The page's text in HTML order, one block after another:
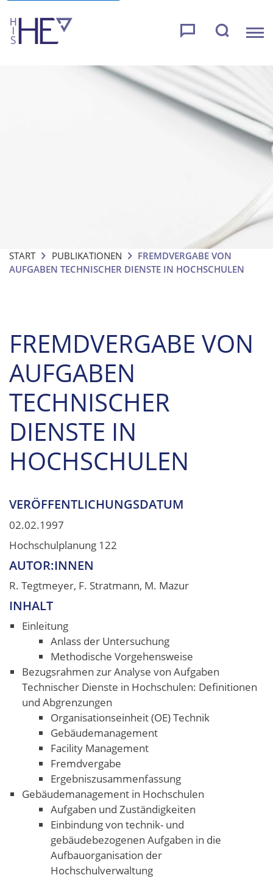
START PUBLIKATIONEN
FREMDVERGABE VON
AUFGABEN TECHNISCHER DIENSTE IN HOCHSCHULEN
FREMDVERGABE VON
AUFGABEN
TECHNISCHER
DIENSTE IN
HOCHSCHULEN
VERÖFFENTLICHUNGSDATUM
02.02.1997
Hochschulplanung 122
AUTOR:INNEN
R. Tegtmeyer, F. Stratmann, M. Mazur
INHALT
Einleitung
Anlass der Untersuchung
Methodische Vorgehensweise
Bezugsrahmen zur Analyse von Aufgaben
Technischer Dienste in Hochschulen: Definitionen
und Abgrenzungen
Organisationseinheit (OE) Technik
Gebäudemanagement
Facility Management
Fremdvergabe
Ergebniszusammenfassung
Gebäudemanagement in Hochschulen
Aufgaben und Zuständigkeiten
Einbindung von technik- und
gebäudebezogenen Aufgaben in die
Aufbauorganisation der
Hochschulverwaltung